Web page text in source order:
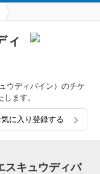
ィ
ウディバイン）のチケ
ます。
に入り登録する
スキュウディバ